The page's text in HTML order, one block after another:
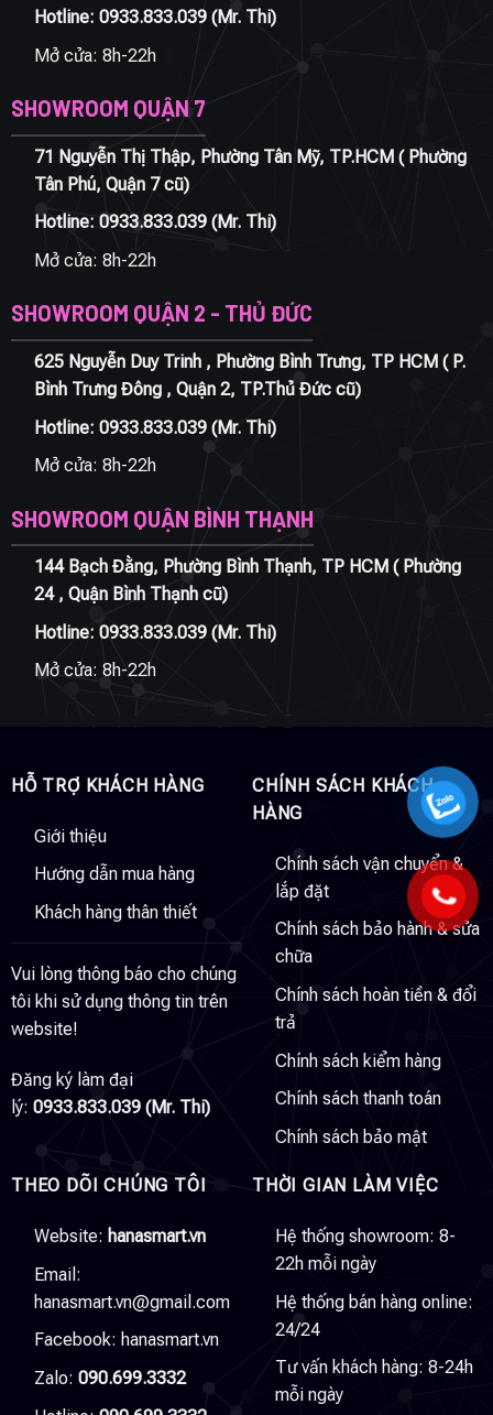
Hotline: 0933.833.039(Mr. Thi)
Mở cửa: 8h-22h
SHOWROOM QUẬN 7
71 Nguyễn Thị Thập, Phường Tân Mỹ, TP.HCM ( Phường
Tân Phú, Quận 7 cũ)
Hotline: 0933.833.039(Mr. Thi)
Mở cửa: 8h-22h
SHOWROOM QUẬN 2 - THỦ ĐỨC
625 Nguyễn Duy Trinh , Phường Bình Trưng, TP HCM ( P.
Bình Trưng Đông , Quận 2, TP.Thủ Đức cũ)
Hotline: 0933.833.039(Mr. Thi)
Mở cửa: 8h-22h
SHOWROOM QUẬN BÌNH THẠNH
144 Bạch Đằng, Phường Bình Thạnh, TP HCM ( Phường
24 , Quận Bình Thạnh cũ)
Hotline: 0933.833.039(Mr. Thi)
Mở cửa: 8h-22h
HỖ TRỢ KHÁCH HÀNG
Giới thiệu
Hướng dẫn mua hàng
Khách hàng thân thiết
Vui lòng thông báo cho chúng
tôi khi sử dụng thông tin trên
website!
Đăng ký làm đại
lý: 0933.833.039 (Mr. Thi)
CHÍNH SÁCH KHÁCH
HÀNG
Chính sách vận chuyển &
lắp đặt
Chính sách bảo hành & sửa
chữa
Chính sách hoàn tiền & đổi
trả
Chính sách kiểm hàng
Chính sách thanh toán
Chính sách bảo mật
THEO DÕI CHÚNG TÔI
Website: hanasmart.vn
Email:
hanasmart.vn@gmail.com
Facebook: hanasmart.vn
Zalo: 090.699.3332
THỜI GIAN LÀM VIỆC
Hệ thống showroom: 8-
22h mỗi ngày
Hệ thống bán hàng online:
24/24
Tư vấn khách hàng: 8-24h
mỗi ngày